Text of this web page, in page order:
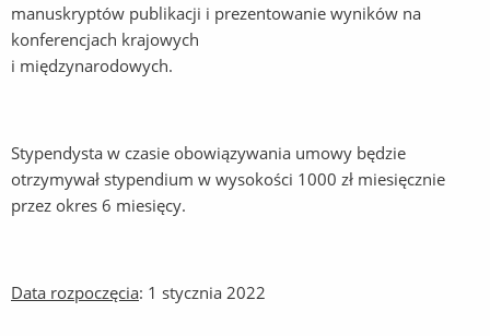
manuskryptów publikacji i prezentowanie wyników na
konferencjach krajowych
i międzynarodowych.
Stypendysta w czasie obowiązywania umowy będzie
otrzymywał stypendium w wysokości 1000 zł miesięcznie
przez okres 6 miesięcy.
Data rozpoczęcia: 1 stycznia 2022